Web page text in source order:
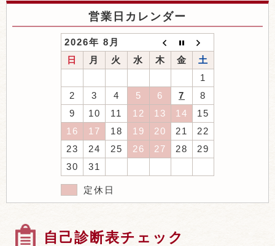
営業日カレンダー
2026年 8月
日
月 火 水 木 金
土
1
2
3 4 5 6 7
8
9
10 11 12 13 14
15
16
17 18 19 20 21
22
23
24 25 26 27 28
29
30
31
定休日
自己診断表チェック